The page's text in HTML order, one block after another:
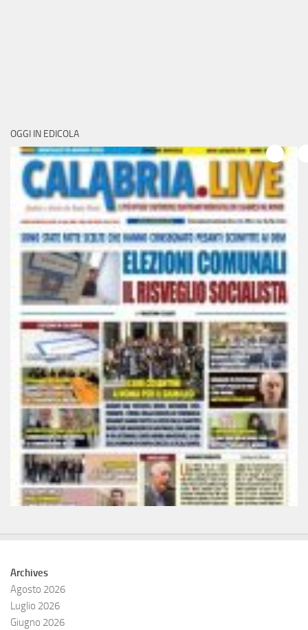
OGGI IN EDICOLA
Archives
Agosto 2026
Luglio 2026
Giugno 2026